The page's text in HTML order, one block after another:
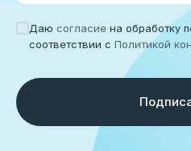
Даю согласие на обработку
соответствии с Политикой